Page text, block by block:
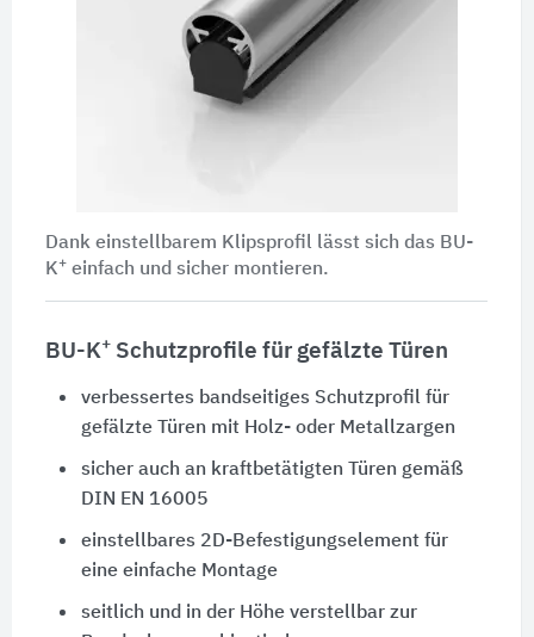
Dank einstellbarem Klipsprofil lässt sich das BU-
K+einfach und sicher montieren.
BU-K+Schutzprofile für gefälzte Türen
verbessertes bandseitiges Schutzprofil für
gefälzte Türen mit Holz- oder Metallzargen
sicher auch an kraftbetätigten Türen gemäß
DIN EN 16005
einstellbares 2D-Befestigungselement für
eine einfache Montage
seitlich und in der Höhe verstellbar zur